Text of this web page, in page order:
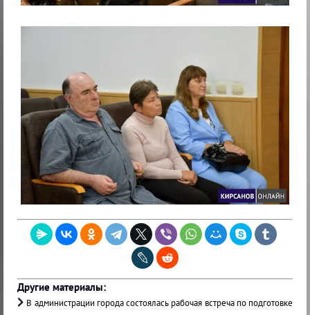
Другие материалы:
В администрации города состоялась рабочая встреча по подготовке